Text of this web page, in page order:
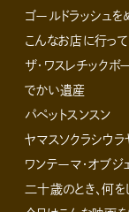
ゴールドラッシュを
こんなお店に行っ
ザ・ワスレチックボ
でかい遺産
パペットスンスン
ヤマスソクラシウラ
ワンテーマ・オブジ
二十歳のとき、何